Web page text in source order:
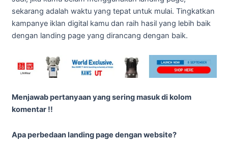
sekarang adalah waktu yang tepat untuk mulai. Tingkatkan
kampanye iklan digital kamu dan raih hasil yang lebih baik
dengan landing page yang dirancang dengan baik.
Menjawab pertanyaan yang sering masuk di kolom
komentar !!
Apa perbedaan landing page dengan website?